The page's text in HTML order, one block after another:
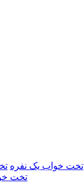
تخت خواب یک نفره
تخت